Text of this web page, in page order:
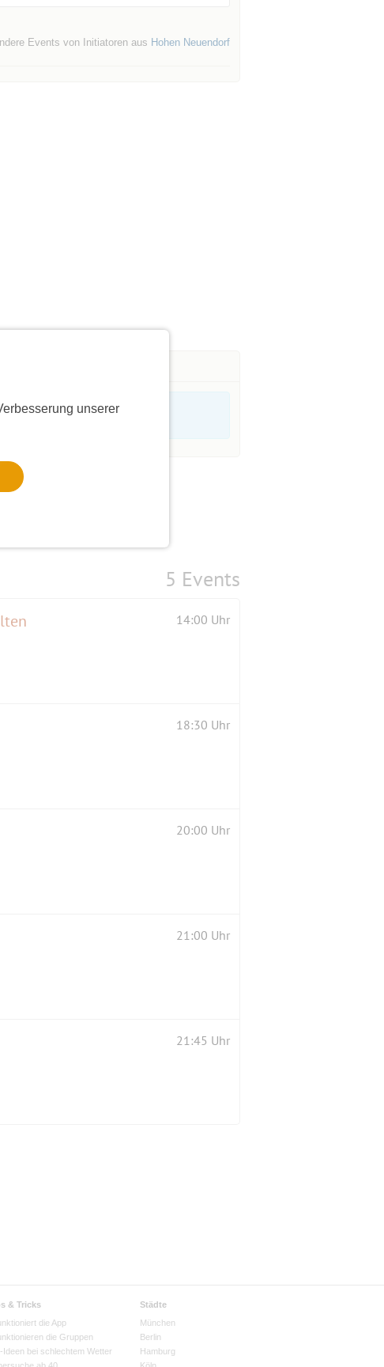
unserer
Events von Initiatoren aus Hohen Neuendorf
5 Events
14:00 Uhr
18:30 Uhr
20:00 Uhr
21:00 Uhr
21:45 Uhr
& Tricks
die App
die Gruppen
Ideen bei schlechtem Wetter
Städte
München
Berlin
Hamburg